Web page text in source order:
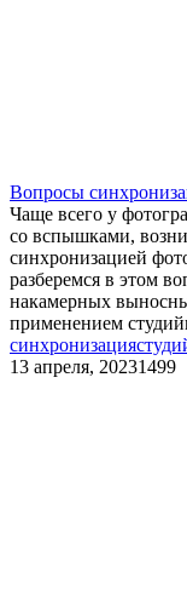
Вопросы
Чаще всего у
со вспышками,
синхронизацией
разберемся в этом
накамерных
применением
синхронизация
13 апреля, 20231499